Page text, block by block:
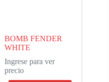
BOMB FENDER
WHITE
Ingrese para ver
precio